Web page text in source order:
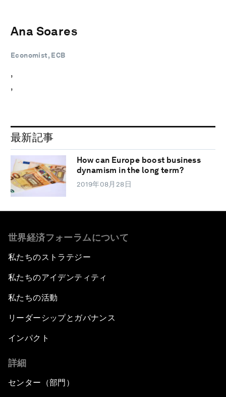
Ana Soares
Economist, ECB
,
,
最新記事
How can Europe boost business
dynamism in the long term?
2019年08月28日
世界経済フォーラムについて
私たちのストラテジー
私たちのアイデンティティ
私たちの活動
リーダーシップとガバナンス
インパクト
詳細
センター（部門）